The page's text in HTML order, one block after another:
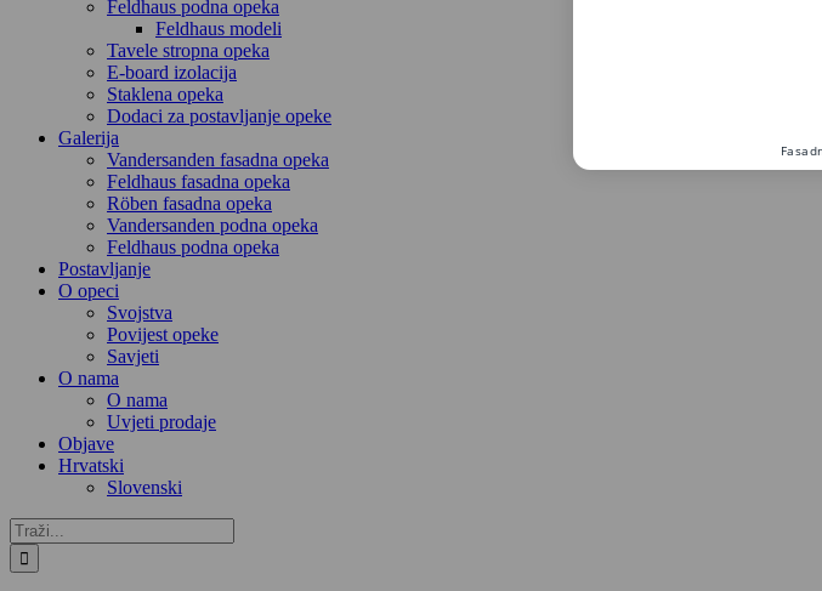
Feldhaus podna opeka
Feldhaus modeli
Tavele stropna opeka
E-board izolacija
Staklena opeka
Dodaci za postavljanje opeke
Galerija
Vandersanden fasadna opeka
Feldhaus fasadna opeka
Röben fasadna opeka
Vandersanden podna opeka
Feldhaus podna opeka
Postavljanje
O opeci
Svojstva
Povijest opeke
Savjeti
O nama
O nama
Uvjeti prodaje
Objave
Hrvatski
Slovenski
Traži...